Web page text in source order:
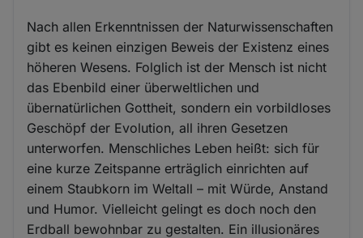
Nach allen Erkenntnissen der Naturwissenschaften
gibt es keinen einzigen Beweis der Existenz eines
höheren Wesens. Folglich ist der Mensch ist nicht
das Ebenbild einer überweltlichen und
übernatürlichen Gottheit, sondern ein vorbildloses
Geschöpf der Evolution, all ihren Gesetzen
unterworfen. Menschliches Leben heißt: sich für
eine kurze Zeitspanne erträglich einrichten auf
einem Staubkorn im Weltall – mit Würde, Anstand
und Humor. Vielleicht gelingt es doch noch den
Erdball bewohnbar zu gestalten. Ein illusionäres